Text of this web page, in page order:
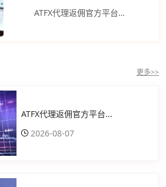
ATFX代理返佣官方平台：道琼斯工业平均指数比前一交易日上涨356.35点
更多>>
ATFX代理返佣官方平台...
2026-08-07